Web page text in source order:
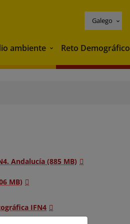
Galego
ambiente Medio ambiente
Reto Demográfico
Andalucía (885 MB)
MB)
IFN4